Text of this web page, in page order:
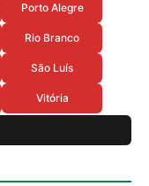
Porto Alegre
Rio Branco
São Luís
Vitória